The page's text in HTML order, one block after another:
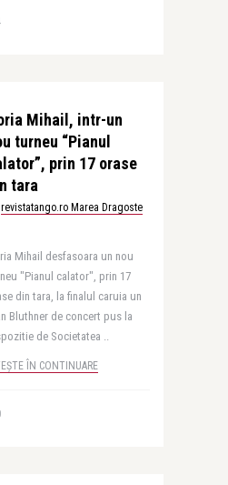
Mihail, intr-un
turneu “Pianul
prin 17 orase
tara
revistatango.ro Marea Dragoste
Mihail desfasoara un nou
"Pianul calator", prin 17
din tara, la finalul caruia un
Bluthner de concert pus la
de Societatea ..
ÎN CONTINUARE